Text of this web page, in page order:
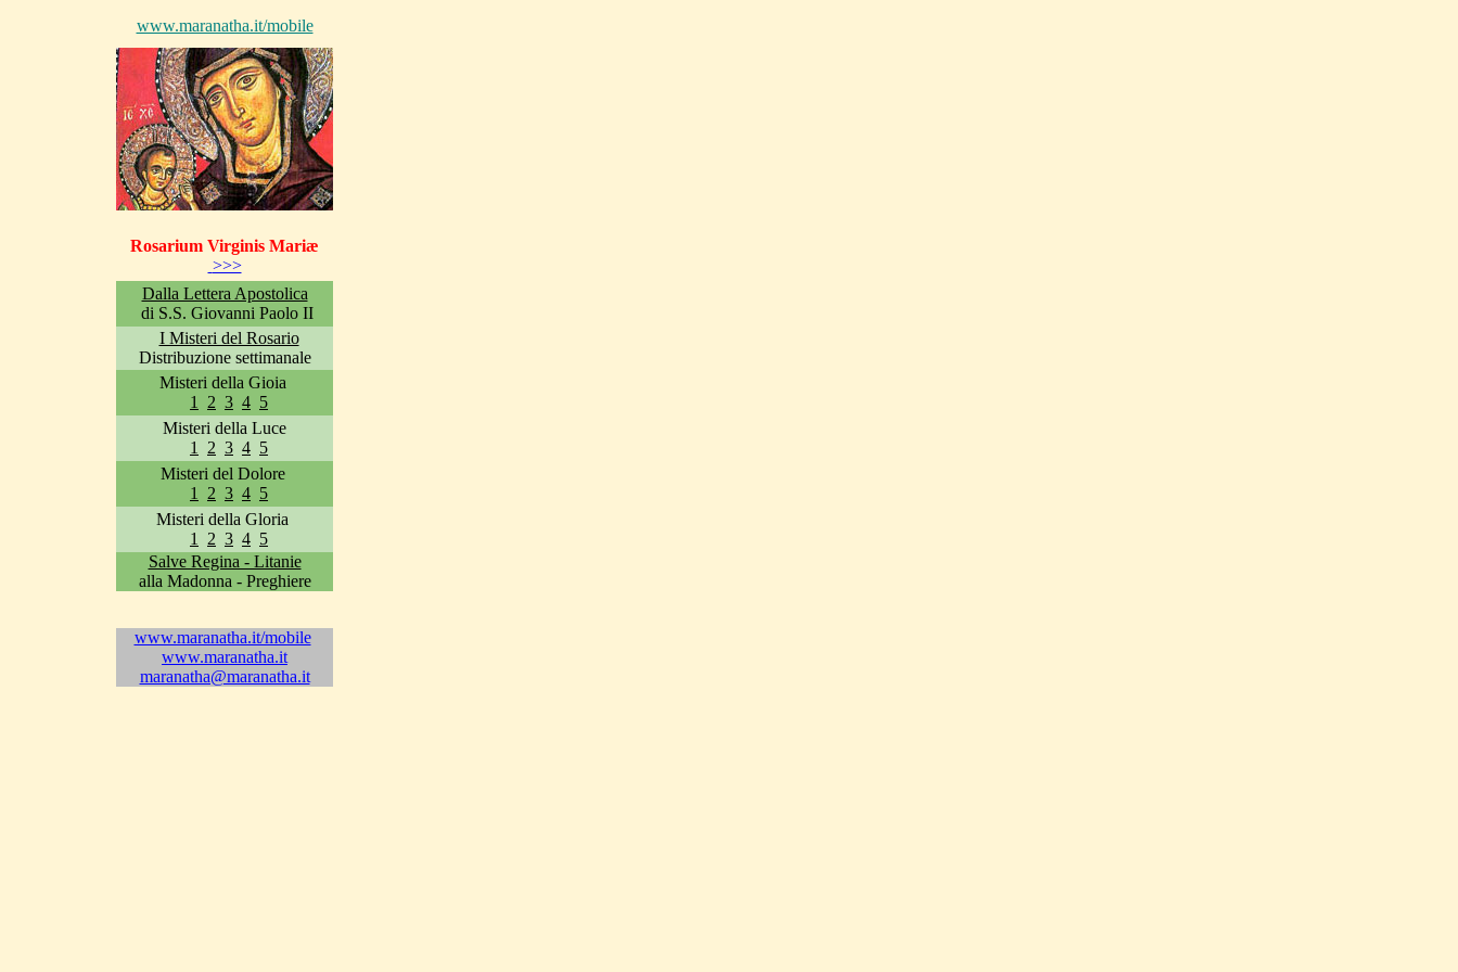
www.maranatha.it/mobile
Rosarium Virginis Mariæ
>>>
Dalla Lettera Apostolica
di S.S. Giovanni Paolo II
I Misteri del Rosario
Distribuzione settimanale
Misteri della Gioia
1
2 3 4 5
Misteri della Luce
1
2 3 4 5
Misteri del Dolore
1
2 3 4 5
Misteri della Gloria
1
2 3 4 5
Salve Regina - Litanie
alla Madonna - Preghiere
www.maranatha.it/mobile
www.maranatha.it
maranatha@maranatha.it